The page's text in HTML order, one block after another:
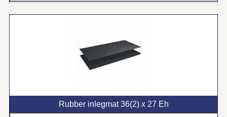
Rubber inlegmat 36(2) x 27 Eh